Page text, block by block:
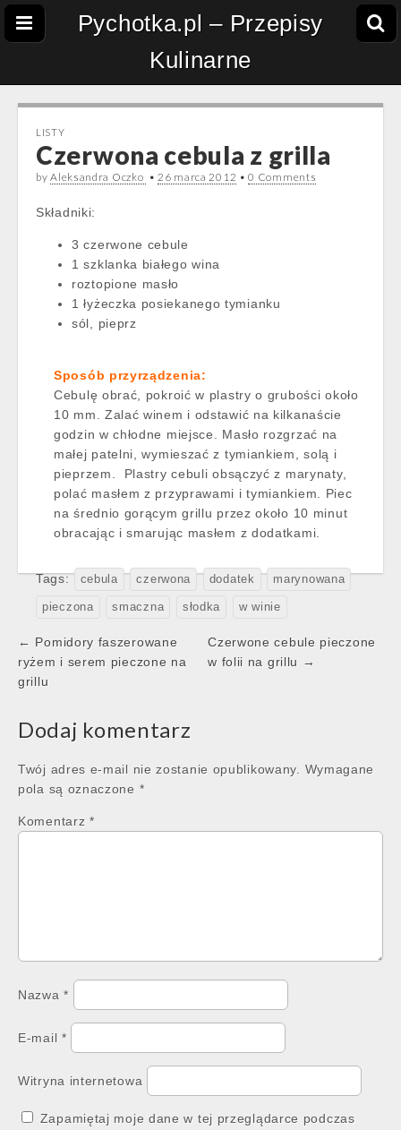
Pychotka.pl – Przepisy
Kulinarne
LISTY
Czerwona cebula z grilla
byAleksandra Oczko •26 marca 2012 •0 Comments
Składniki:
3 czerwone cebule
1 szklanka białego wina
roztopione masło
1 łyżeczka posiekanego tymianku
sól, pieprz
Sposób przyrządzenia:
Cebulę obrać, pokroić w plastry o grubości około
10 mm. Zalać winem i odstawić na kilkanaście
godzin w chłodne miejsce. Masło rozgrzać na
małej patelni, wymieszać z tymiankiem, solą i
pieprzem. Plastry cebuli obsączyć z marynaty,
polać masłem z przyprawami i tymiankiem. Piec
na średnio gorącym grillu przez około 10 minut
obracając i smarując masłem z dodatkami.
Tags: cebula czerwona dodatek marynowana
pieczona smaczna słodka w winie
Post
navigation
← Pomidory faszerowane
ryżem i serem pieczone na
grillu
Czerwone cebule pieczone
w folii na grillu →
Dodaj komentarz
Twój adres e-mail nie zostanie opublikowany.
Wymagane
pola są oznaczone *
Komentarz *
Nazwa*
E-mail *
Witryna internetowa
Zapamiętaj moje dane w tej przeglądarce podczas